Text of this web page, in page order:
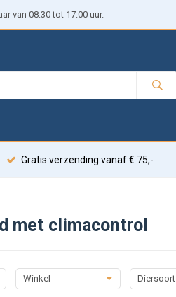
van 08:30 tot 17:00 uur.
Gratis verzending vanaf € 75,-
met climacontrol
Winkel Diersoort